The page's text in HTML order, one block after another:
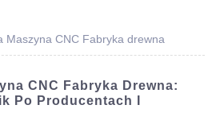
Maszyna CNC Fabryka drewna
CNC Fabryka Drewna:
Po Producentach I